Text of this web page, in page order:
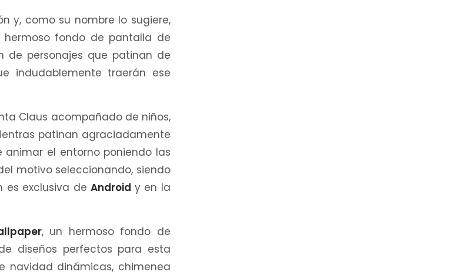
y, como su nombre lo sugiere,
fondo de pantalla de
de personajes que patinan de
indudablemente traerán ese
Claus acompañado de niños,
patinan agraciadamente
animar el entorno poniendo las
motivo seleccionando, siendo
es exclusiva deAndroid y en la
, un hermoso fondo de
diseños perfectos para esta
navidad dinámicas, chimenea